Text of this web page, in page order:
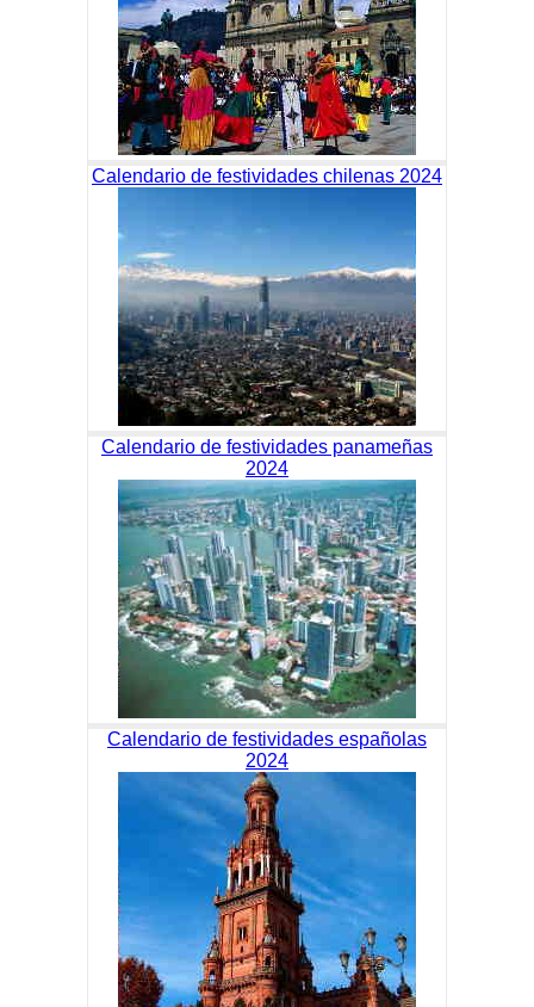
Calendario de festividades chilenas 2024
Calendario de festividades panameñas
2024
Calendario de festividades españolas
2024